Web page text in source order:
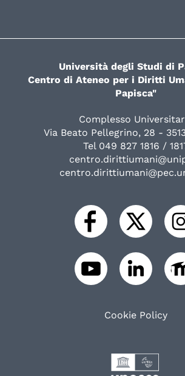
Università degli Studi di
Centro di Ateneo per i Diritti
Papisca"
Complesso
Via Beato Pellegrino, 28 -
Tel 049 827 1816 /
Cookie Policy